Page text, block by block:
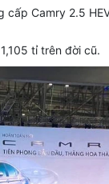
Camry 2.5
tỉ trên đời cũ.